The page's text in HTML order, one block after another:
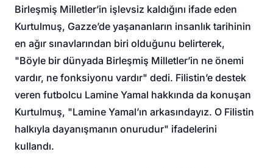
Birleşmiş Milletler’in işlevsiz kaldığını ifade eden
Kurtulmuş, Gazze’de yaşananların insanlık tarihinin
en ağır sınavlarından biri olduğunu belirterek,
"Böyle bir dünyada Birleşmiş Milletler’in ne önemi
vardır, ne fonksiyonu vardır" dedi. Filistin’e destek
veren futbolcu Lamine Yamal hakkında da konuşan
Kurtulmuş, "Lamine Yamal’ın arkasındayız. O Filistin
halkıyla dayanışmanın onurudur" ifadelerini
kullandı.